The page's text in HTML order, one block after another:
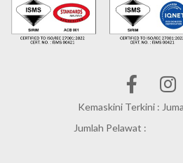
Kemaskini Terkini :
Jumlah Pelawat :